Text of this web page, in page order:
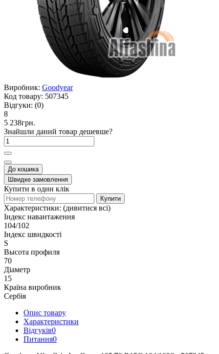
Виробник: Goodyear
Код товару: 507345
Відгуки: (0)
8
5 238грн.
Знайшли даний товар дешевше?
До кошика
Швидке замовлення
Купити в один клік
Купити
Характеристики: (дивитися всі)
Індекс навантаження
104/102
Індекс швидкості
S
Высота профиля
70
Діаметр
15
Країна виробник
Сербія
Опис товару
Характеристики
Відгуків0
Питання0